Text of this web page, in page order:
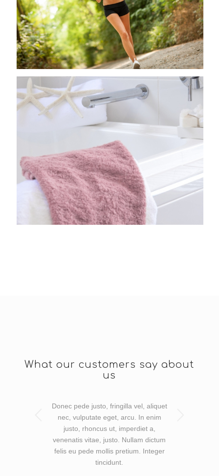
What our customers say about
us
Donec pede justo, fringilla vel, aliquet
nec, vulputate eget, arcu. In enim
justo, rhoncus ut, imperdiet a,
venenatis vitae, justo. Nullam dictum
felis eu pede mollis pretium. Integer
tincidunt.
Posterior